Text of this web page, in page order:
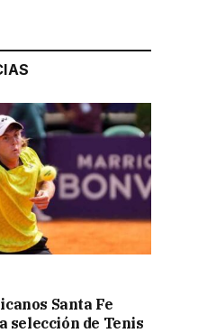
Santa Fe
selección de Tenis